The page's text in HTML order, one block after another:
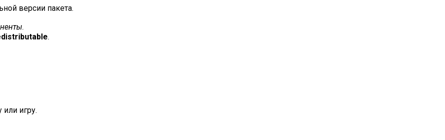
версии пакета.
.
.
или игру.